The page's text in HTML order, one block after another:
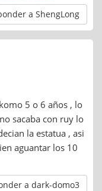
a ShengLong
5 o 6 años , lo
sacaba con ruy lo
la estatua , asi
aguantar los 10
a dark-domo3